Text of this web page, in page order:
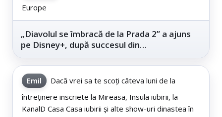
Europe
„Diavolul se îmbracă de la Prada 2” a ajuns
pe Disney+, după succesul din
Emil
Dacă vrei sa te scoți câteva luni de la
întreținere inscriete la Mireasa, Insula iubirii, la
KanalD Casa Casa iubirii și alte show-uri dinastea în